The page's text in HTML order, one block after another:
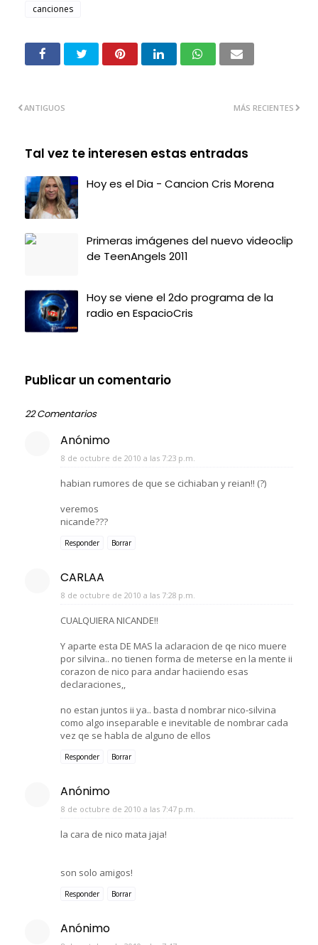
canciones
MÁS RECIENTES
ANTIGUOS
Tal vez te interesen estas entradas
Hoy es el Dia - Cancion Cris Morena
Primeras imágenes del nuevo videoclip
de TeenAngels 2011
Hoy se viene el 2do programa de la
radio en EspacioCris
Publicar un comentario
22 Comentarios
Anónimo
8 de octubre de 2010 a las 7:23 p.m.
habian rumores de que se cichiaban y reian!! (?)
veremos
nicande???
Responder Borrar
CARLAA
8 de octubre de 2010 a las 7:28 p.m.
CUALQUIERA NICANDE!!
Y aparte esta DE MAS la aclaracion de qe nico muere
por silvina.. no tienen forma de meterse en la mente ii
corazon de nico para andar haciiendo esas
declaraciones,,
no estan juntos ii ya.. basta d nombrar nico-silvina
como algo inseparable e inevitable de nombrar cada
vez qe se habla de alguno de ellos
Responder Borrar
Anónimo
8 de octubre de 2010 a las 7:47 p.m.
la cara de nico mata jaja!
son solo amigos!
Responder Borrar
Anónimo